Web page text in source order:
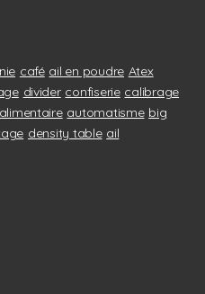
café ail en poudre Atex
divider confiserie calibrage
automatisme big
density table ail